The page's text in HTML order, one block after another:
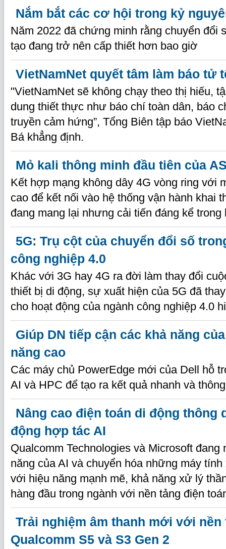
Nắm bắt các cơ hội trong kỷ
Năm 2022 đã chứng minh rằng chuyển đổi
tạo đang trở nên cấp thiết hơn bao giờ
VietNamNet quyết tâm làm báo tử
"VietNamNet sẽ không chạy theo thị hiếu,
dung thiết thực như báo chí toàn dân, báo
truyền cảm hứng”, Tổng Biên tập báo
Bá khẳng định.
Mỏ kali thông minh đầu tiên của
Kết hợp mạng không dây 4G vòng ring với
cao để kết nối vào hệ thống vận hành khai
đang mang lại nhưng cải tiến đáng kể trong
5G: Trụ cột của chuyển đổi số
công nghiệp 4.0
Khác với 3G hay 4G ra đời làm thay đổi
thiết bị di động, sự xuất hiện của 5G đã
cho hoạt động của ngành công nghiệp 4.0
Giúp DN tiếp cận các khả năng
năng cao
Các máy chủ PowerEdge mới của Dell hỗ
AI và HPC để tạo ra kết quả nhanh và
Nâng cao điện toán di động thông
động hợp tác AI
Qualcomm Technologies và Microsoft đang
năng của AI và chuyển hóa những máy
với hiệu năng mạnh mẽ, khả năng xử lý
hàng đầu trong ngành với nền tảng điện
Trải nghiệm âm thanh mới với nền
Qualcomm S5 và S3 Gen 2